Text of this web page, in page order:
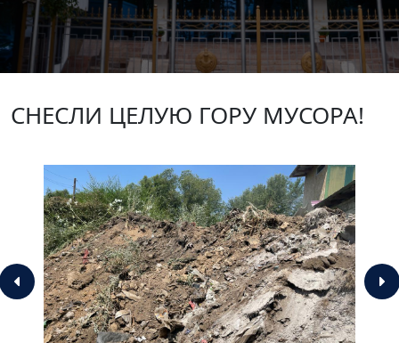
СНЕСЛИ ЦЕЛУЮ ГОРУ МУСОРА!